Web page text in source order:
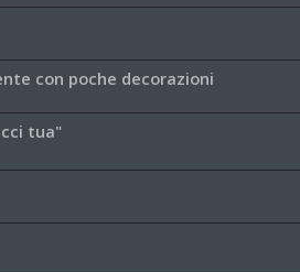
con poche decorazioni
tua"